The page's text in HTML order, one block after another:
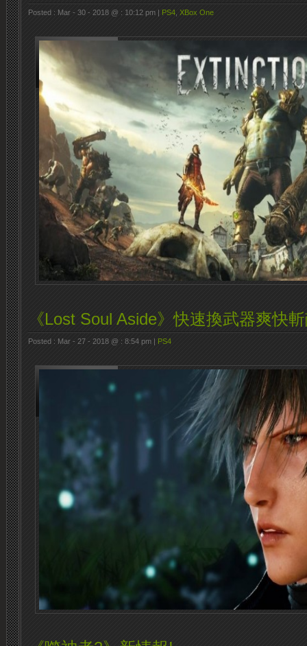
Posted : Mar - 30 - 2018 @ : 10:12 pm | PS4 XBox One
《Lost Soul Aside》快速換武器爽快
Posted : Mar - 27 - 2018 @ : 8:54 pm | PS4